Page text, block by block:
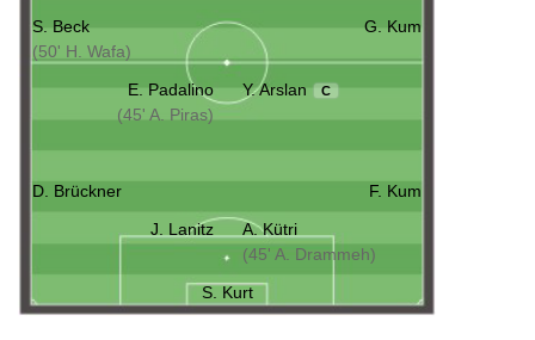
S. Beck
(50' H. Wafa)
G. Kum
E. Padalino
(45' A. Piras)
Y. Arslan C
D. Brückner
F. Kum
J. Lanitz
A. Kütri
(45' A. Drammeh)
S. Kurt